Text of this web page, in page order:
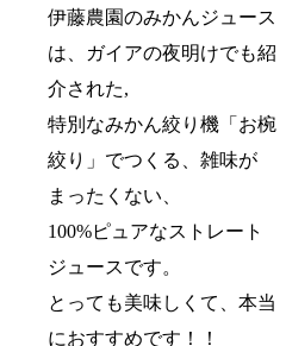
伊藤農園のみかんジュース
は、ガイアの夜明けでも紹
介された,
特別なみかん絞り機「お椀
絞り」でつくる、雑味が
まったくない、
100%ピュアなストレート
ジュースです。
とっても美味しくて、本当
におすすめです！！